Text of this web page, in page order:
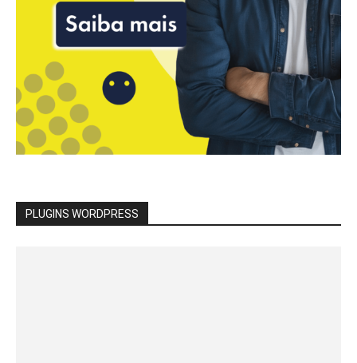
PLUGINS WORDPRESS